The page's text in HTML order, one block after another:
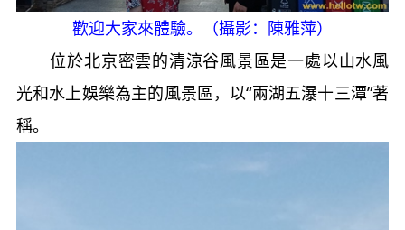
歡迎大家來體驗。（攝影：陳雅萍）
位於北京密雲的清涼谷風景區是一處以山水風
光和水上娛樂為主的風景區，以“兩湖五瀑十三潭”著
稱。